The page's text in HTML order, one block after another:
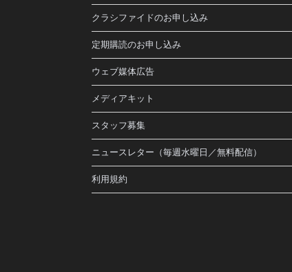
クラシファイドのお申し込み
定期購読のお申し込み
ウェブ媒体広告
メディアキット
スタッフ募集
ニュースレター（毎週水曜日／無料配信）
利用規約